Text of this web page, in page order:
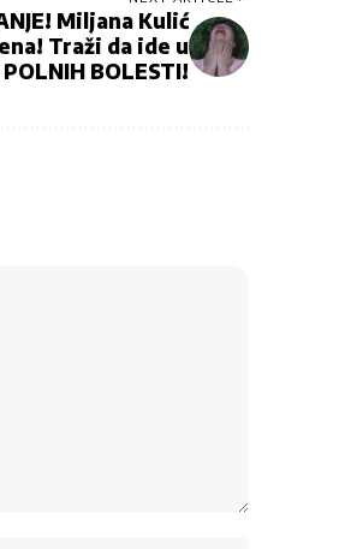
Miljana Kulić
Traži da ide u
BOLESTI!